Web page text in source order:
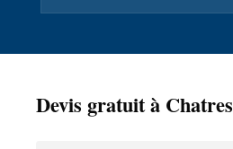
Devis gratuit à Chatres